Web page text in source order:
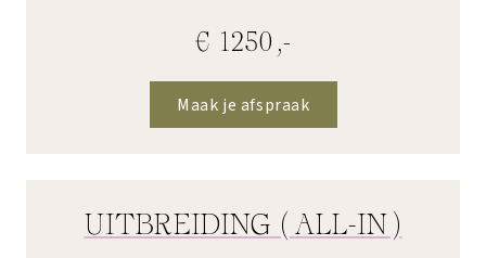
€ 1250,-
Maak je afspraak
UITBREIDING (ALL-IN)